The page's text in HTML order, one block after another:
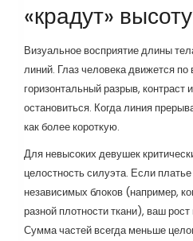
«крадут»
Визуальное восприятие длины
линий. Глаз человека движется
горизонтальный разрыв,
остановиться. Когда линия
как более короткую.
Для невысоких девушек
целостность силуэта. Если
независимых блоков (например,
разной плотности ткани), ваш
Сумма частей всегда меньше